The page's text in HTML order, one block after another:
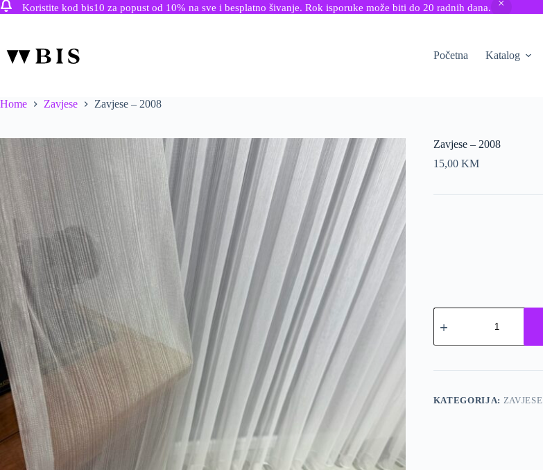
Koristite kod bis10 za popust od 10% na sve i besplatno šivanje. Rok isporuke može biti do 20 radnih dana.
Početna
Katalog
Home Zavjese Zavjese – 2008
Zavjese – 2008
15,00 KM
Zavjese
količina
KATEGORIJA: ZAVJESE